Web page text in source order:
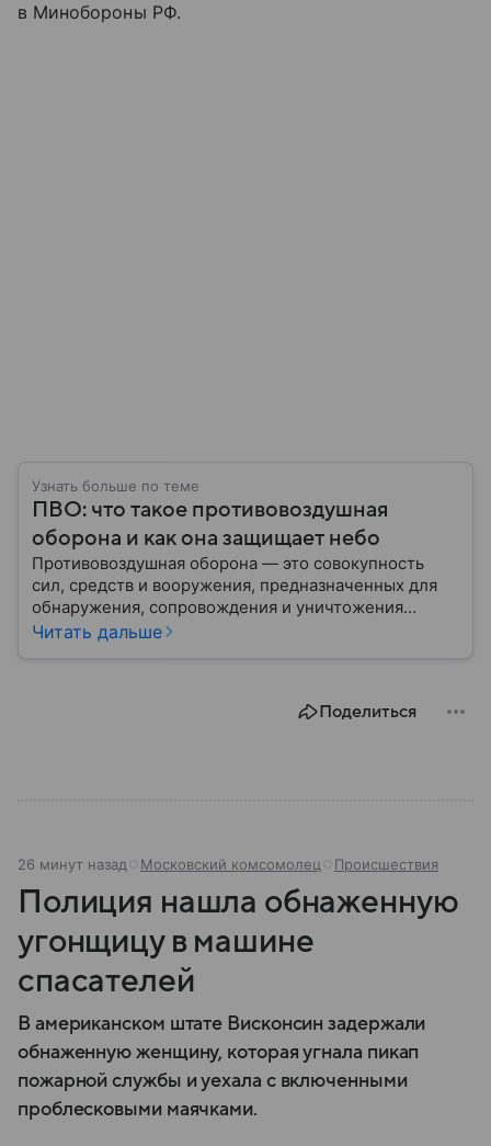
в Минобороны РФ.
Узнать больше по теме
ПВО: что такое противовоздушная
оборона и как она защищает небо
Противовоздушная оборона — это совокупность
сил, средств и вооружения, предназначенных для
обнаружения, сопровождения и уничтожения
средств воздушного нападения. Современные
Читать дальше
Поделиться
26 минут назад Московский комсомолец Происшествия
Полиция нашла обнаженную
угонщицу в машине
спасателей
В американском штате Висконсин задержали
обнаженную женщину, которая угнала пикап
пожарной службы и уехала с включенными
проблесковыми маячками.